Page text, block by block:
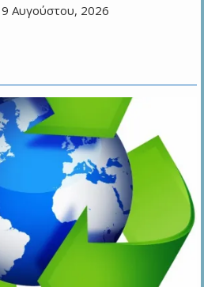
9 Αυγούστου, 2026